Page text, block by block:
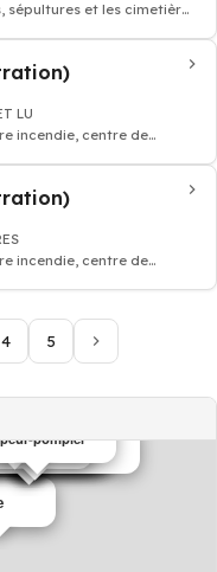
et les cimetières
LU
incendie, centre de
incendie, centre de
4 5
pompier
pompier
pompier
pompier
pompier
pompier
pompier
pompier
pompier
pompier
pompier
de recherches
Cimetièrepompier